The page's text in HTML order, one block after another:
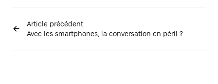
Article précédent
Avec les smartphones, la conversation en péril ?